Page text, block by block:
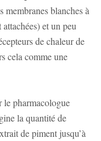
membranes blanches à
et un peu
de chaleur de
cela comme une
le pharmacologue
la quantité de
de piment jusqu’à